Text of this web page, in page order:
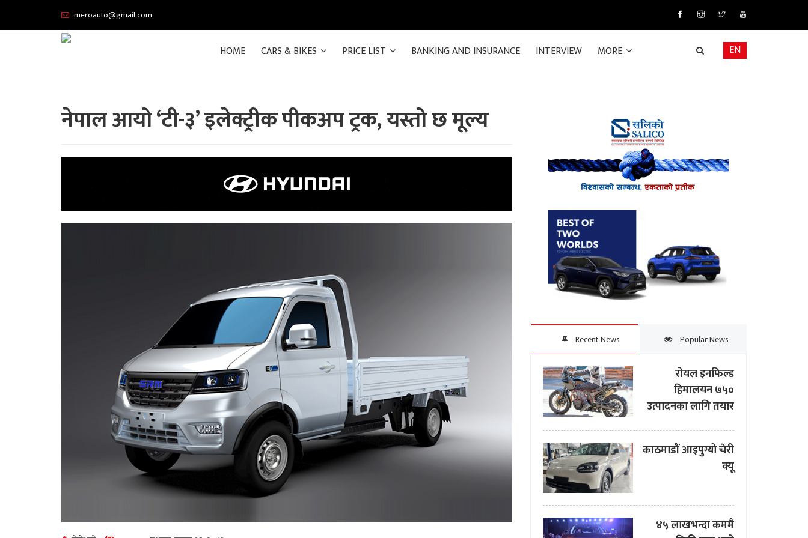
meroauto@gmail.com
HOME CARS & BIKES PRICE LIST BANKING AND INSURANCE INTERVIEW MORE EN
नेपाल आयो ‘टी-३’ इलेक्ट्रीक पीकअप ट्रक, यस्तो छ मूल्य
Recent News Popular News
रोयल इनफिल्ड
हिमालयन ७५०
उत्पादनका लागि तयार
काठमाडौं आइपुग्यो चेरी
क्यू
४५ लाखभन्दा कममै